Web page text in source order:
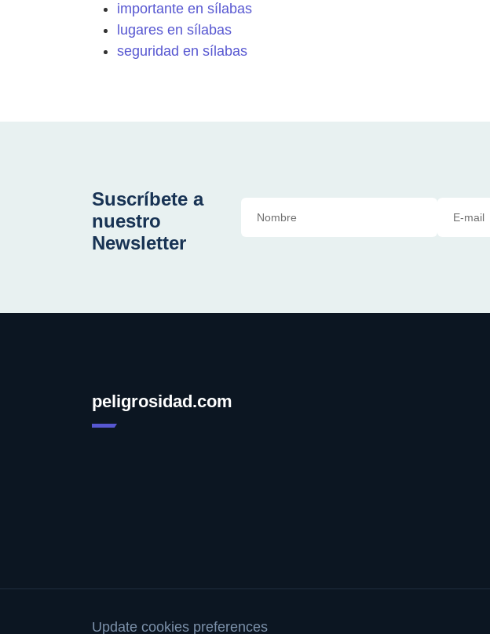
importante en sílabas
lugares en sílabas
seguridad en sílabas
Suscríbete a
nuestro
Newsletter
peligrosidad.com
Update cookies preferences